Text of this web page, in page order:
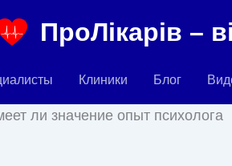
ПроЛікарів –
Клиники Блог
ли значение опыт психолога